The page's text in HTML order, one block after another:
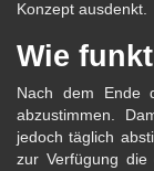
Konzept ausdenkt.
Wie
Nach dem Ende
abzustimmen.
jedoch täglich
zur Verfügung die